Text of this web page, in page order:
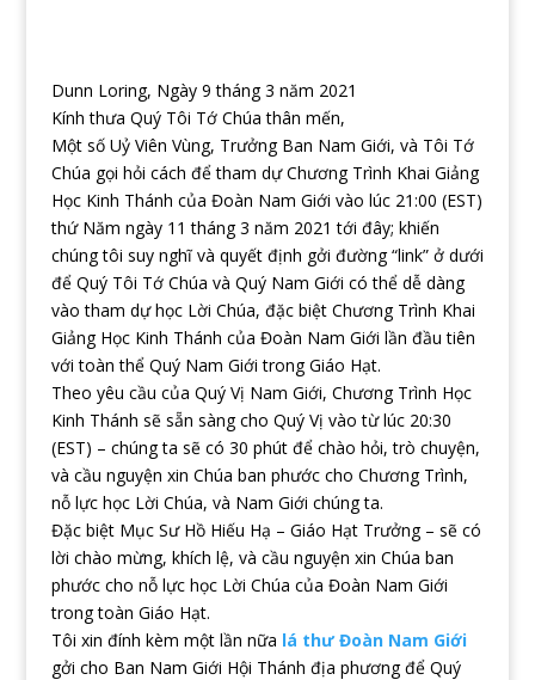
Dunn Loring, Ngày 9 tháng 3 năm 2021
Kính thưa Quý Tôi Tớ Chúa thân mến,
Một số Uỷ Viên Vùng, Trưởng Ban Nam Giới, và Tôi Tớ
Chúa gọi hỏi cách để tham dự Chương Trình Khai Giảng
Học Kinh Thánh của Đoàn Nam Giới vào lúc 21:00 (EST)
thứ Năm ngày 11 tháng 3 năm 2021 tới đây; khiến
chúng tôi suy nghĩ và quyết định gởi đường “link” ở dưới
để Quý Tôi Tớ Chúa và Quý Nam Giới có thể dễ dàng
vào tham dự học Lời Chúa, đặc biệt Chương Trình Khai
Giảng Học Kinh Thánh của Đoàn Nam Giới lần đầu tiên
với toàn thể Quý Nam Giới trong Giáo Hạt.
Theo yêu cầu của Quý Vị Nam Giới, Chương Trình Học
Kinh Thánh sẽ sẵn sàng cho Quý Vị vào từ lúc 20:30
(EST) – chúng ta sẽ có 30 phút để chào hỏi, trò chuyện,
và cầu nguyện xin Chúa ban phước cho Chương Trình,
nỗ lực học Lời Chúa, và Nam Giới chúng ta.
Đặc biệt Mục Sư Hồ Hiếu Hạ – Giáo Hạt Trưởng – sẽ có
lời chào mừng, khích lệ, và cầu nguyện xin Chúa ban
phước cho nỗ lực học Lời Chúa của Đoàn Nam Giới
trong toàn Giáo Hạt.
Tôi xin đính kèm một lần nữa lá thư Đoàn Nam Giới
gởi cho Ban Nam Giới Hội Thánh địa phương để Quý